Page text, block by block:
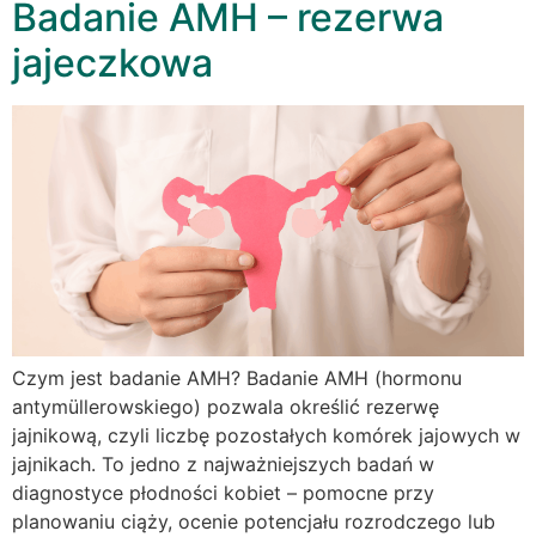
Badanie AMH – rezerwa
jajeczkowa
Czym jest badanie AMH? Badanie AMH (hormonu
antymüllerowskiego) pozwala określić rezerwę
jajnikową, czyli liczbę pozostałych komórek jajowych w
jajnikach. To jedno z najważniejszych badań w
diagnostyce płodności kobiet – pomocne przy
planowaniu ciąży, ocenie potencjału rozrodczego lub